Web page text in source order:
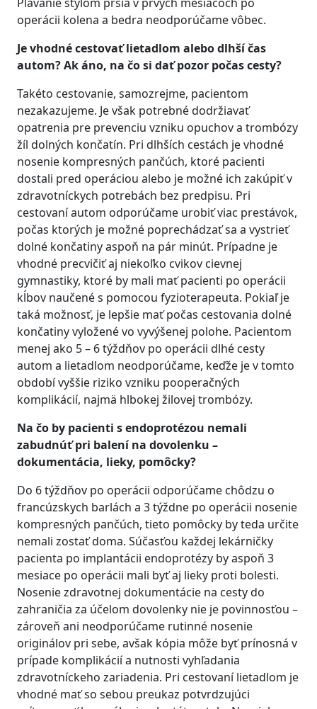
operácii kolena a bedra neodporúčame vôbec.
Je vhodné cestovať lietadlom alebo dlhší čas
autom? Ak áno, na čo si dať pozor počas cesty?
Takéto cestovanie, samozrejme, pacientom
nezakazujeme. Je však potrebné dodržiavať
opatrenia pre prevenciu vzniku opuchov a trombózy
žíl dolných končatín. Pri dlhších cestách je vhodné
nosenie kompresných pančúch, ktoré pacienti
dostali pred operáciou alebo je možné ich zakúpiť v
zdravotníckych potrebách bez predpisu. Pri
cestovaní autom odporúčame urobiť viac prestávok,
počas ktorých je možné poprechádzať sa a vystrieť
dolné končatiny aspoň na pár minút. Prípadne je
vhodné precvičiť aj niekoľko cvikov cievnej
gymnastiky, ktoré by mali mať pacienti po operácii
kĺbov naučené s pomocou fyzioterapeuta. Pokiaľ je
taká možnosť, je lepšie mať počas cestovania dolné
končatiny vyložené vo vyvýšenej polohe. Pacientom
menej ako 5 – 6 týždňov po operácii dlhé cesty
autom a lietadlom neodporúčame, keďže je v tomto
období vyššie riziko vzniku pooperačných
komplikácií, najmä hlbokej žilovej trombózy.
Na čo by pacienti s endoprotézou nemali
zabudnúť pri balení na dovolenku –
dokumentácia, lieky, pomôcky?
Do 6 týždňov po operácii odporúčame chôdzu o
francúzskych barlách a 3 týždne po operácii nosenie
kompresných pančúch, tieto pomôcky by teda určite
nemali zostať doma. Súčasťou každej lekárničky
pacienta po implantácii endoprotézy by aspoň 3
mesiace po operácii mali byť aj lieky proti bolesti.
Nosenie zdravotnej dokumentácie na cesty do
zahraničia za účelom dovolenky nie je povinnosťou –
zároveň ani neodporúčame rutinné nosenie
originálov pri sebe, avšak kópia môže byť prínosná v
prípade komplikácií a nutnosti vyhľadania
zdravotníckeho zariadenia. Pri cestovaní lietadlom je
vhodné mať so sebou preukaz potvrdzujúci